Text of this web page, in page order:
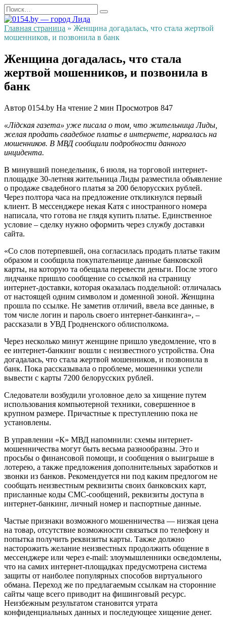
Перейти
к
содержанию
Search
for:
Главная страница » Женщина догадалась, что стала жертвой
мошенников, и позвонила в банк
Женщина догадалась, что стала
жертвой мошенников, и позвонила в
банк
Автор 0154.by На чтение 2 мин Просмотров 847
«Лідская газета» уже писала о том, что жительница Лиды,
желая продать свадебное платье в интернете, нарвалась на
мошенников. В МВД сообщили подробности данного
инцидента.
В минувший понедельник, 6 июля, на торговой интернет-
площадке 30-летняя жительница Лиды разместила объявление
о продаже свадебного платья за 200 белорусских рублей.
Через полтора часа на предложение откликнулся первый
клиент. В мессенджере некая Катя с иностранного номера
написала, что готова не глядя купить платье. Единственное
условие – сделку нужно оформить через службу доставки
сайта.
«Со слов потерпевшей, она согласилась продать платье таким
образом и сообщила покупательнице данные банковской
карты, на которую та обещала перевести деньги. После этого
лидчанке пришло сообщение со ссылкой на страницу
интернет-доставки, которая оказалась поддельной: отличалась
от настоящей одним символом и доменной зоной. Женщина
прошла по ссылке. Не заметив отличий, ввела все данные, в
том числе логин и пароль своего интернет-банкинга», –
рассказали в УВД Гродненского облисполкома.
Через несколько минут женщине пришло уведомление, что в
ее интернет-банкинг вошли с неизвестного устройства. Она
догадалась, что стала жертвой мошенников, и позвонила в
банк. Пока рассказывала о проблеме, мошенники успели
вывести с карты 7200 белорусских рублей.
Следователи возбудили уголовное дело за хищение путем
использования компьютерной техники, совершенное в
крупном размере. Причастные к преступлению пока не
установлены.
В управлении «К» МВД напомнили: схемы интернет-
мошенничества могут быть весьма разнообразны. Это и
просьбы о финансовой помощи, и сообщения о выигрыше в
лотерею, а также предложения дополнительных заработков и
звонки из банков. Рекомендуется ни под каким предлогом не
сообщать неизвестным реквизиты своих банковских карт,
присланные коды СМС-сообщений, реквизиты доступа в
интернет-банкинг, личный номер и паспортные данные.
Частые признаки возможного мошенничества — низкая цена
на товар, отсутствие возможности связаться по телефону и
попытка получить реквизиты карты. Также должно
насторожить желание неизвестных продолжить общение в
мессенджере или через e-mail: злоумышленники осведомлены,
что на самих интернет-площадках предусмотрена система
защиты от наиболее популярных способов виртуального
обмана. Переход же по предлагаемым ссылкам на сторонние
сайты чаще всего приводит на фишинговый ресурс.
Неизбежным результатом становится утрата
конфиденциальных данных и последующее хищение денег.